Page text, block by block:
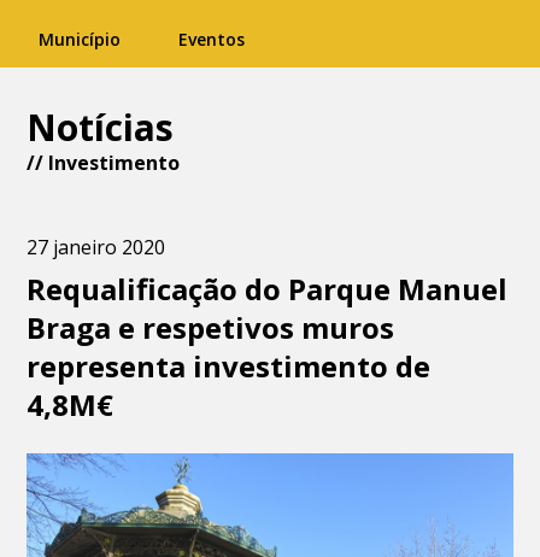
Município Eventos
Notícias
// Investimento
27 janeiro 2020
Requalificação do Parque Manuel
Braga e respetivos muros
representa investimento de
4,8M€